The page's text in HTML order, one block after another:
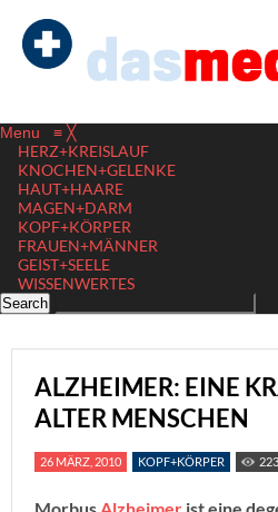
Menu ≡ ╳
HERZ+KREISLAUF
KNOCHEN+GELENKE
HAUT+HAARE
MAGEN+DARM
KOPF+KÖRPER
FRAUEN+MÄNNER
GEIST+SEELE
WISSENWERTES
ALZHEIMER: EINE
ALTER MENSCHEN
26 MÄRZ, 2010 KOPF+KÖRPER